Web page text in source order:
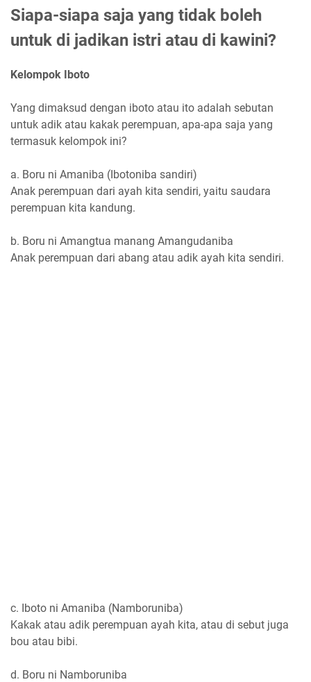
Siapa-siapa saja yang tidak boleh
untuk di jadikan istri atau di kawini?
Kelompok Iboto
Yang dimaksud dengan iboto atau ito adalah sebutan
untuk adik atau kakak perempuan, apa-apa saja yang
termasuk kelompok ini?
a. Boru ni Amaniba (Ibotoniba sandiri)
Anak perempuan dari ayah kita sendiri, yaitu saudara
perempuan kita kandung.
b. Boru ni Amangtua manang Amangudaniba
Anak perempuan dari abang atau adik ayah kita sendiri.
c. Iboto ni Amaniba (Namboruniba)
Kakak atau adik perempuan ayah kita, atau di sebut juga
bou atau bibi.
d. Boru ni Namboruniba